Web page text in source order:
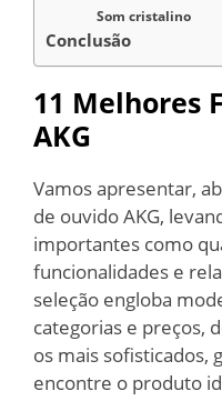
Som cristalino
Conclusão
11 Melhores
AKG
Vamos apresentar,
de ouvido AKG,
importantes como
funcionalidades e
seleção engloba
categorias e preços,
os mais sofisticados,
encontre o produto